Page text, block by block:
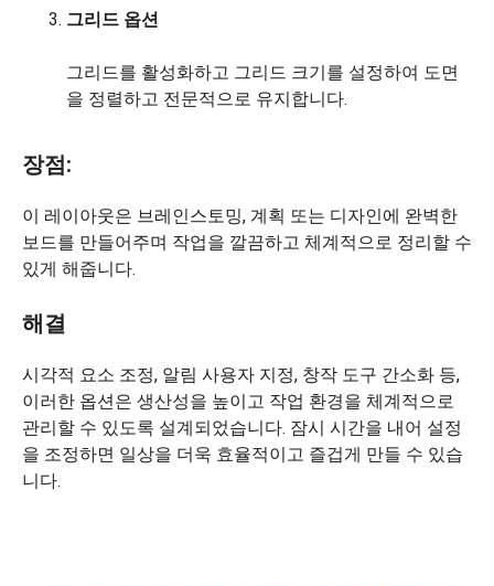
그리드 옵션
그리드를 활성화하고 그리드 크기를 설정하여 도면
을 정렬하고 전문적으로 유지합니다.
장점:
이 레이아웃은 브레인스토밍, 계획 또는 디자인에 완벽한
보드를 만들어주며 작업을 깔끔하고 체계적으로 정리할 수
있게 해줍니다.
해결
시각적 요소 조정, 알림 사용자 지정, 창작 도구 간소화 등,
이러한 옵션은 생산성을 높이고 작업 환경을 체계적으로
관리할 수 있도록 설계되었습니다. 잠시 시간을 내어 설정
을 조정하면 일상을 더욱 효율적이고 즐겁게 만들 수 있습
니다.